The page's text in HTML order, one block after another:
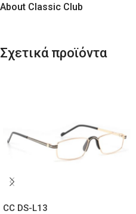
About Classic Club
Σχετικά προϊόντα
CC DS-L13